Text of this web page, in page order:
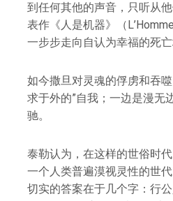
到任何其他的声音，只听从
表作《人是机器》（
一步步走向自认为幸福的死亡
如今撒旦对灵魂的俘虏和吞
求于外的”自我；一边是漫无
驰。
泰勒认为，在这样的世俗时
一个人类普遍漠视灵性的世
切实的答案在于几个字：行公